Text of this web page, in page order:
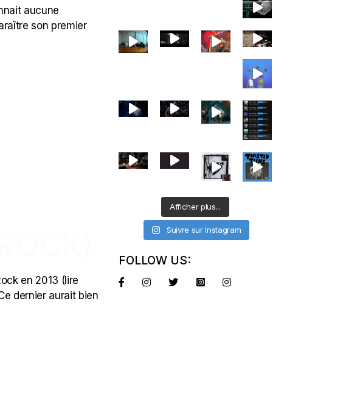
aucune
son premier
en 2013 (lire
dernier aurait bien
Afficher plus...
Suivre sur Instagram
FOLLOW US: